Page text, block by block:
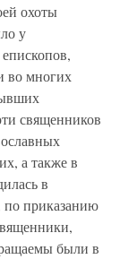
охоты
у
во многих
священников
а также в
в
по приказанию
были в